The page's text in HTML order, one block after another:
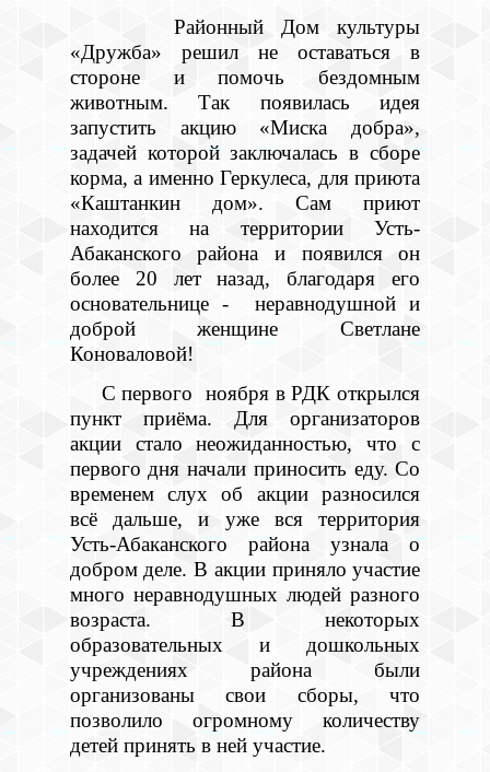
Районный Дом культуры
«Дружба» решил не оставаться в
стороне и помочь бездомным
животным. Так появилась идея
запустить акцию «Миска добра»,
задачей которой заключалась в сборе
корма, а именно Геркулеса, для приюта
«Каштанкин дом». Сам приют
находится на территории Усть-
Абаканского района и появился он
более 20 лет назад, благодаря его
основательнице - неравнодушной и
доброй женщине Светлане
Коноваловой!
С первого ноября в РДК открылся
пункт приёма. Для организаторов
акции стало неожиданностью, что с
первого дня начали приносить еду. Со
временем слух об акции разносился
всё дальше, и уже вся территория
Усть-Абаканского района узнала о
добром деле. В акции приняло участие
много неравнодушных людей разного
возраста. В некоторых
образовательных и дошкольных
учреждениях района были
организованы свои сборы, что
позволило огромному количеству
детей принять в ней участие.